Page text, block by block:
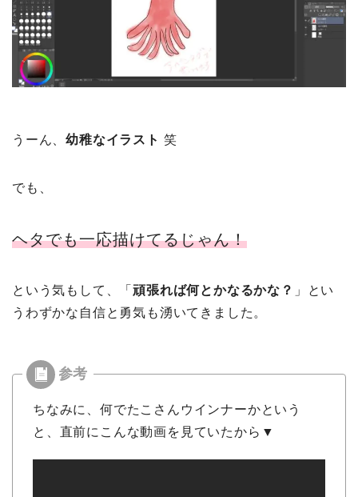
うーん、幼稚なイラスト 笑
でも、
ヘタでも一応描けてるじゃん！
という気もして、「頑張れば何とかなるかな？ 」とい
うわずかな自信と勇気も湧いてきました。
ちなみに、何でたこさんウインナーかという
と、直前にこんな動画を見ていたから▼